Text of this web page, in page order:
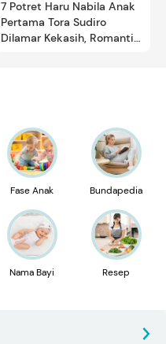
7 Potret Haru Nabila Anak
Pertama Tora Sudiro
Dilamar Kekasih, Romantis
Fase Anak Bundapedia
Nama Bayi Resep